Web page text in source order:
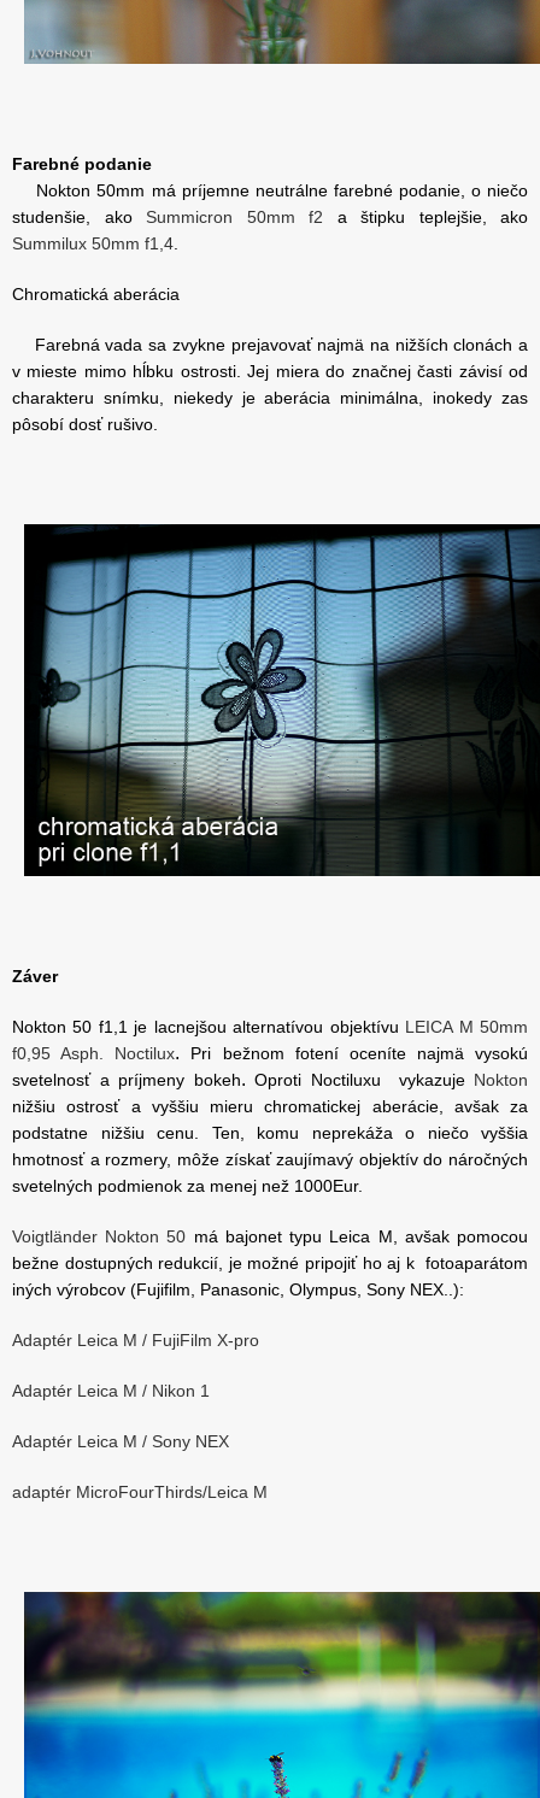
Farebné podanie
Nokton 50mm má príjemne neutrálne farebné podanie, o niečo
studenšie, ako Summicron 50mm f2 a štipku teplejšie, ako
Summilux 50mm f1,4
Chromatická aberácia
Farebná vada sa zvykne prejavovať najmä na nižších clonách a
v mieste mimo hĺbku ostrosti. Jej miera do značnej časti závisí od
charakteru snímku, niekedy je aberácia minimálna, inokedy zas
pôsobí dosť rušivo.
Záver
Nokton 50 f1,1 je lacnejšou alternatívou objektívu LEICA M 50mm
f0,95 Asph. Noctilux. Pri bežnom fotení oceníte najmä vysokú
svetelnosť a príjmeny bokeh. Oproti Noctiluxu vykazuje Nokton
nižšiu ostrosť a vyššiu mieru chromatickej aberácie, avšak za
podstatne nižšiu cenu.
Ten, komu neprekáža o niečo vyššia
hmotnosť a rozmery, môže získať zaujímavý objektív do náročných
svetelných podmienok za menej než 1000Eur.
Voigtländer Nokton 50 má bajonet typu Leica M, avšak pomocou
bežne dostupných redukcií, je možné pripojiť ho aj k fotoaparátom
iných výrobcov (Fujifilm, Panasonic, Olympus, Sony NEX..):
Adaptér Leica M / FujiFilm X-pro
Adaptér Leica M / Nikon 1
Adaptér Leica M / Sony NEX
adaptér MicroFourThirds/Leica M